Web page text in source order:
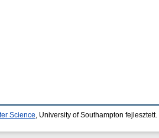
Science , University of Southampton fejlesztett.